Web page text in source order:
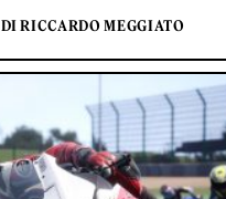
DI RICCARDO MEGGIATO